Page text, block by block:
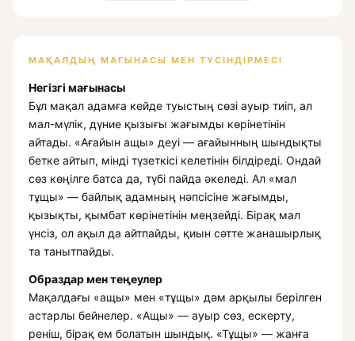
МАҚАЛДЫҢ МАҒЫНАСЫ МЕН ТҮСІНДІРМЕСІ
Негізгі мағынасы
Бұл мақал адамға кейде туыстың сөзі ауыр тиіп, ал
мал-мүлік, дүние қызығы жағымды көрінетінін
айтады. «Ағайын ащы» деуі — ағайынның шындықты
бетке айтып, мінді түзеткісі келетінін білдіреді. Ондай
сөз көңілге батса да, түбі пайда әкеледі. Ал «мал
тұщы» — байлық адамның нәпсісіне жағымды,
қызықты, қымбат көрінетінін меңзейді. Бірақ мал
үнсіз, ол ақыл да айтпайды, қиын сәтте жанашырлық
та танытпайды.
Образдар мен теңеулер
Мақалдағы «ащы» мен «тұщы» дәм арқылы берілген
астарлы бейнелер. «Ащы» — ауыр сөз, ескерту,
реніш, бірақ ем болатын шындық. «Тұщы» — жанға